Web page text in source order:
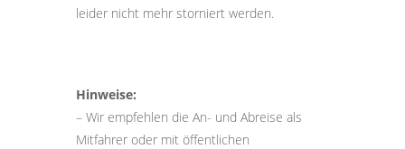
leider nicht mehr storniert werden.
Hinweise:
– Wir empfehlen die An- und Abreise als
Mitfahrer oder mit öffentlichen